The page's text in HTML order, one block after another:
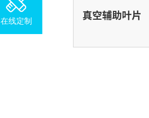
在线定制 真空辅助叶片